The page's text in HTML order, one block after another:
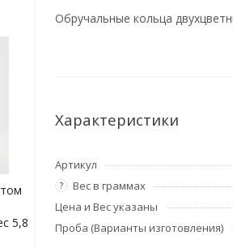
Обручальные кольца
Характеристики
Артикул
? Вес в граммах
Цена и Вес указаны
Проба (Варианты изготовления)
5,8